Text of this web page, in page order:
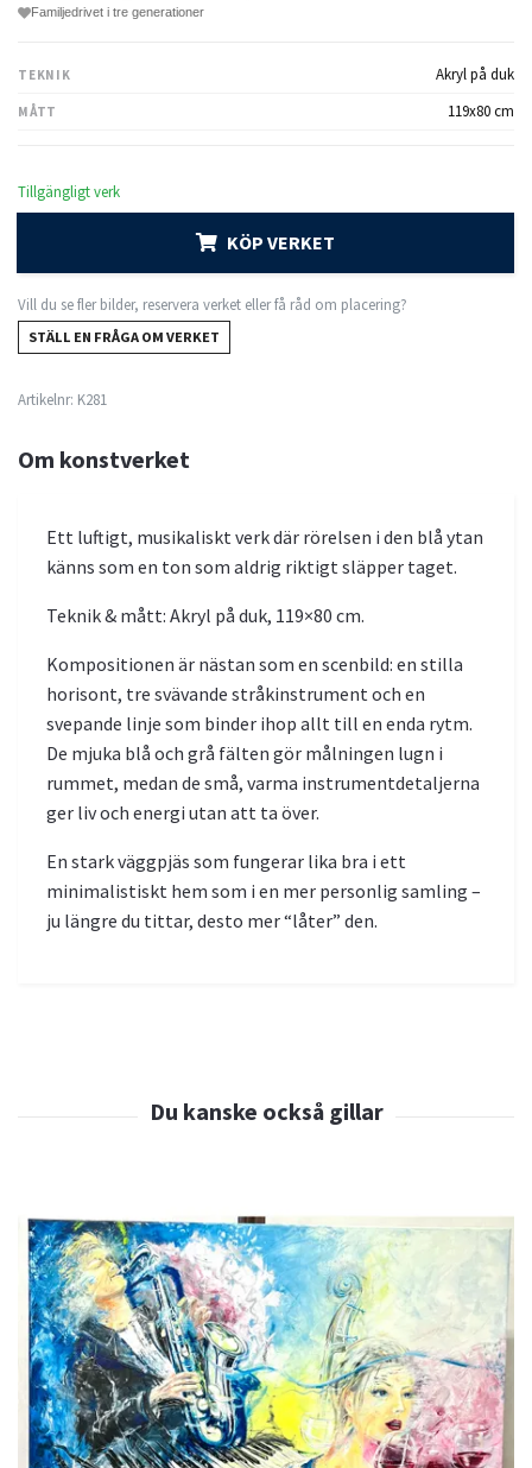
Familjedrivet i tre generationer
TEKNIK Akryl på duk
MÅTT 119x80 cm
Tillgängligt verk
KÖP VERKET
Vill du se fler bilder, reservera verket eller få råd om placering?
STÄLL EN FRÅGA OM VERKET
Artikelnr: K281
Om konstverket
Ett luftigt, musikaliskt verk där rörelsen i den blå ytan
känns som en ton som aldrig riktigt släpper taget.
Teknik & mått: Akryl på duk, 119×80 cm.
Kompositionen är nästan som en scenbild: en stilla
horisont, tre svävande stråkinstrument och en
svepande linje som binder ihop allt till en enda rytm.
De mjuka blå och grå fälten gör målningen lugn i
rummet, medan de små, varma instrumentdetaljerna
ger liv och energi utan att ta över.
En stark väggpjäs som fungerar lika bra i ett
minimalistiskt hem som i en mer personlig samling –
ju längre du tittar, desto mer “låter” den.